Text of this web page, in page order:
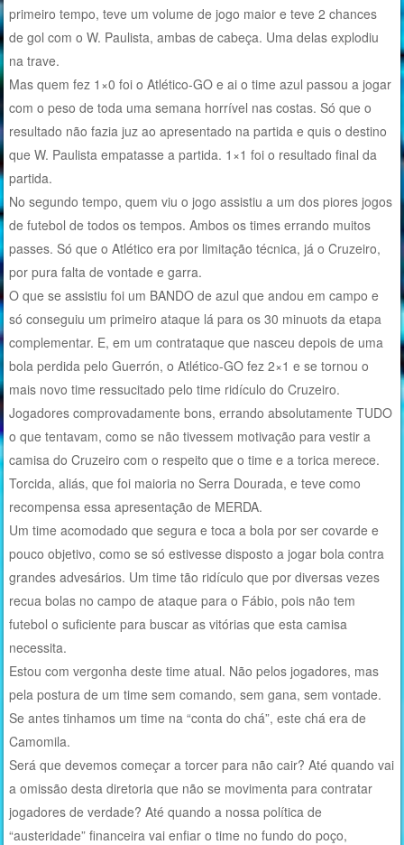
primeiro tempo, teve um volume de jogo maior e teve 2 chances
de gol com o W. Paulista, ambas de cabeça. Uma delas explodiu
na trave.
Mas quem fez 1×0 foi o Atlético-GO e ai o time azul passou a jogar
com o peso de toda uma semana horrível nas costas. Só que o
resultado não fazia juz ao apresentado na partida e quis o destino
que W. Paulista empatasse a partida. 1×1 foi o resultado final da
partida.
No segundo tempo, quem viu o jogo assistiu a um dos piores jogos
de futebol de todos os tempos. Ambos os times errando muitos
passes. Só que o Atlético era por limitação técnica, já o Cruzeiro,
por pura falta de vontade e garra.
O que se assistiu foi um BANDO de azul que andou em campo e
só conseguiu um primeiro ataque lá para os 30 minuots da etapa
complementar. E, em um contrataque que nasceu depois de uma
bola perdida pelo Guerrón, o Atlético-GO fez 2×1 e se tornou o
mais novo time ressucitado pelo time ridículo do Cruzeiro.
Jogadores comprovadamente bons, errando absolutamente TUDO
o que tentavam, como se não tivessem motivação para vestir a
camisa do Cruzeiro com o respeito que o time e a torica merece.
Torcida, aliás, que foi maioria no Serra Dourada, e teve como
recompensa essa apresentação de MERDA.
Um time acomodado que segura e toca a bola por ser covarde e
pouco objetivo, como se só estivesse disposto a jogar bola contra
grandes advesários. Um time tão ridículo que por diversas vezes
recua bolas no campo de ataque para o Fábio, pois não tem
futebol o suficiente para buscar as vitórias que esta camisa
necessita.
Estou com vergonha deste time atual. Não pelos jogadores, mas
pela postura de um time sem comando, sem gana, sem vontade.
Se antes tinhamos um time na “conta do chá”, este chá era de
Camomila.
Será que devemos começar a torcer para não cair? Até quando vai
a omissão desta diretoria que não se movimenta para contratar
jogadores de verdade? Até quando a nossa política de
“austeridade” financeira vai enfiar o time no fundo do poço,